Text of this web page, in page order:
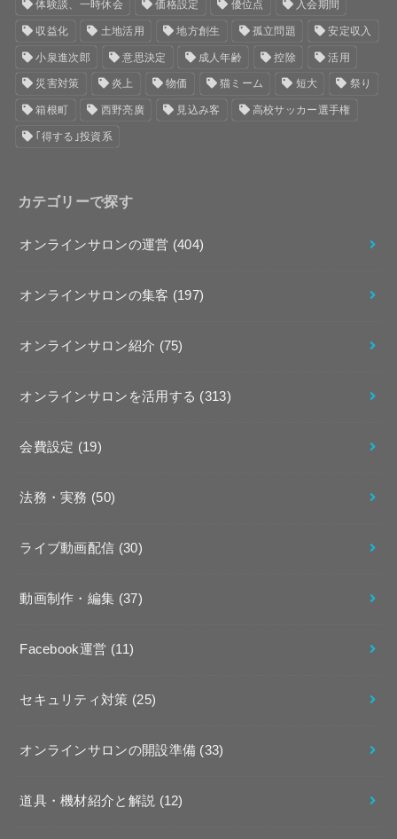
体験談、一時休会 価格設定 優位点 入会期間
収益化 土地活用 地方創生 孤立問題 安定収入
小泉進次郎 意思決定 成人年齢 控除 活用
災害対策 炎上 物価 猫ミーム 短大 祭り
箱根町 西野亮廣 見込み客 高校サッカー選手権
｢得する｣投資系
カテゴリーで探す
オンラインサロンの運営 (404)
オンラインサロンの集客 (197)
オンラインサロン紹介 (75)
オンラインサロンを活用する (313)
会費設定 (19)
法務・実務 (50)
ライブ動画配信 (30)
動画制作・編集 (37)
Facebook運営 (11)
セキュリティ対策 (25)
オンラインサロンの開設準備 (33)
道具・機材紹介と解説 (12)